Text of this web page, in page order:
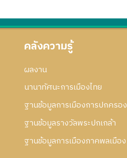
คลังความรู้
ผลงาน
นานาทัศนะการเมืองไทย
ฐานข้อมูลการเมืองการปกครอง
ฐานข้อมูลรางวัลพระปกเกล้า
ฐานข้อมูลการเมืองภาคพลเมือง